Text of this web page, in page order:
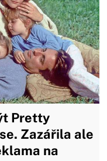
Pretty
Zazářila ale
na